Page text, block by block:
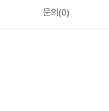
문의(0)